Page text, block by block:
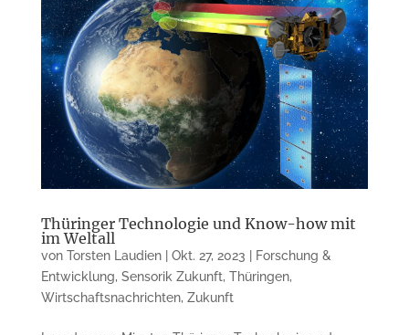
Thüringer Technologie und Know-how mit
im Weltall
von Torsten Laudien| Okt. 27, 2023
Forschung &
Entwicklung, Sensorik Zukunft, Thüringen,
Wirtschaftsnachrichten, Zukunft